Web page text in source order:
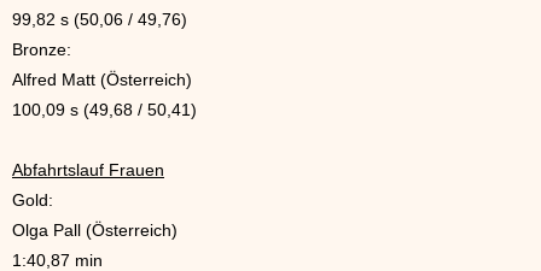
99,82 s (50,06 / 49,76)
Bronze:
Alfred Matt (Österreich)
100,09 s (49,68 / 50,41)
Abfahrtslauf Frauen
Gold:
Olga Pall (Österreich)
1:40,87 min